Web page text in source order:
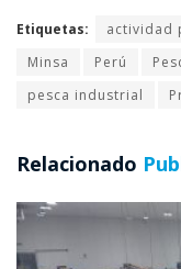
Etiquetas: actividad
Minsa
Perú
pesca industrial
Relacionado